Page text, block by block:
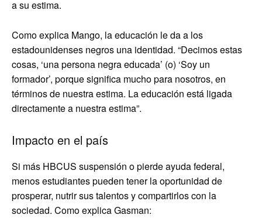
a su estima.
Como explica Mango, la educación le da a los
estadounidenses negros una identidad. “Decimos estas
cosas, ‘una persona negra educada’ (o) ‘Soy un
formador’, porque significa mucho para nosotros, en
términos de nuestra estima. La educación está ligada
directamente a nuestra estima”.
Impacto en el país
Si más HBCUS suspensión o pierde ayuda federal,
menos estudiantes pueden tener la oportunidad de
prosperar, nutrir sus talentos y compartirlos con la
sociedad. Como explica Gasman: